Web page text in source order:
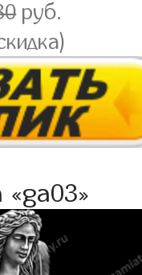
руб.
«ga03»